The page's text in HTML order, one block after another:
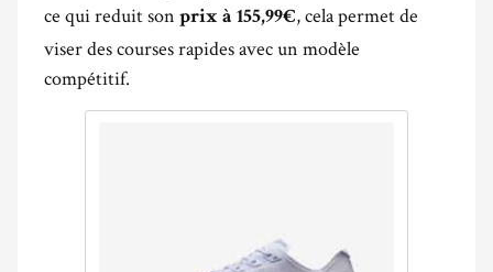
ce qui reduit son prix à 155,99€, cela permet de
viser des courses rapides avec un modèle
compétitif.